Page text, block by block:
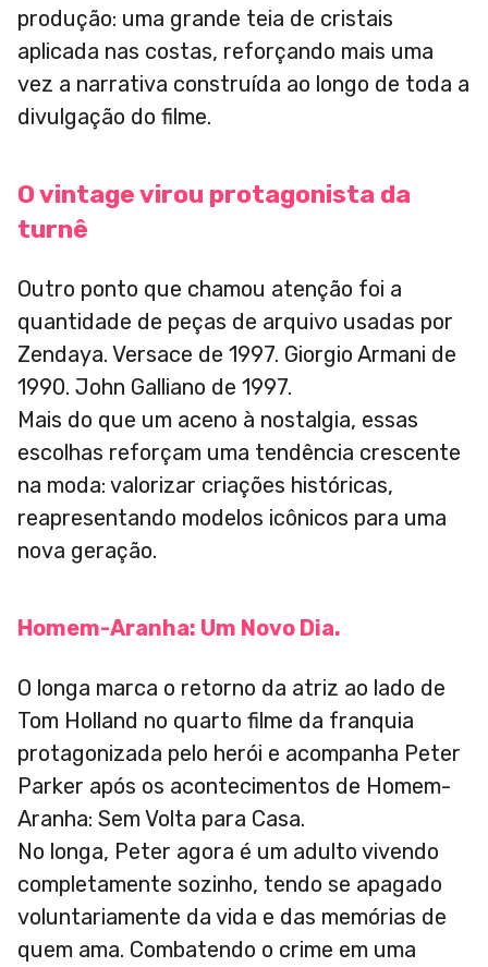
produção: uma grande teia de cristais
aplicada nas costas, reforçando mais uma
vez a narrativa construída ao longo de toda a
divulgação do filme.
O vintage virou protagonista da
turnê
Outro ponto que chamou atenção foi a
quantidade de peças de arquivo usadas por
Zendaya. Versace de 1997. Giorgio Armani de
1990. John Galliano de 1997.
Mais do que um aceno à nostalgia, essas
escolhas reforçam uma tendência crescente
na moda: valorizar criações históricas,
reapresentando modelos icônicos para uma
nova geração.
Homem-Aranha: Um Novo Dia.
O longa marca o retorno da atriz ao lado de
Tom Holland no quarto filme da franquia
protagonizada pelo herói e acompanha Peter
Parker após os acontecimentos de Homem-
Aranha: Sem Volta para Casa.
No longa, Peter agora é um adulto vivendo
completamente sozinho, tendo se apagado
voluntariamente da vida e das memórias de
quem ama. Combatendo o crime em uma